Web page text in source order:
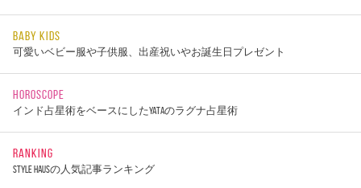
BABY KIDS
可愛いベビー服や子供服、出産祝いやお誕生日プレゼント
HOROSCOPE
インド占星術をベースにしたYATAのラグナ占星術
RANKING
STYLE HAUSの人気記事ランキング